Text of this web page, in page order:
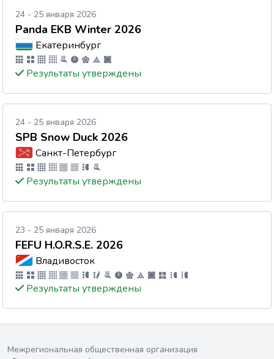
24 - 25 января 2026
Panda EKB Winter 2026
Екатеринбург
Результаты утверждены
24 - 25 января 2026
SPB Snow Duck 2026
Санкт-Петербург
Результаты утверждены
23 - 25 января 2026
FEFU H.O.R.S.E. 2026
Владивосток
Результаты утверждены
Межрегиональная общественная организация